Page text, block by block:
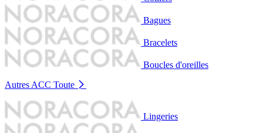
Bagues
Bracelets
Boucles d'oreilles
Autres ACC Toute
Lingeries